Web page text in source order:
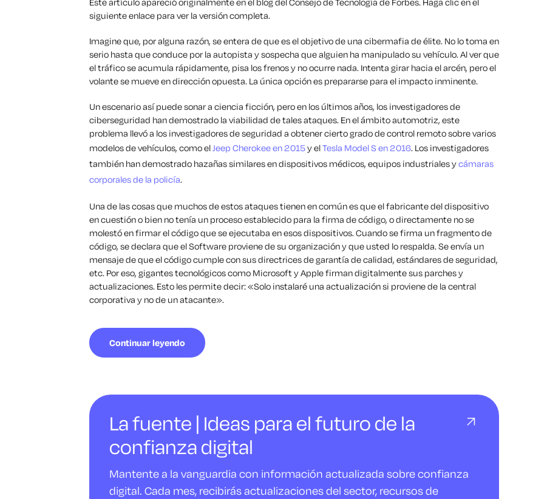
siguiente enlace para ver la versión completa.
Imagine que, por alguna razón, se entera de que es el objetivo de una cibermafia de élite. No lo toma en
serio hasta que conduce por la autopista y sospecha que alguien ha manipulado su vehículo. Al ver que
el tráfico se acumula rápidamente, pisa los frenos y no ocurre nada. Intenta girar hacia el arcén, pero el
volante se mueve en dirección opuesta. La única opción es prepararse para el impacto inminente.
Un escenario así puede sonar a ciencia ficción, pero en los últimos años, los investigadores de
ciberseguridad han demostrado la viabilidad de tales ataques. En el ámbito automotriz, este
problema llevó a los investigadores de seguridad a obtener cierto grado de control remoto sobre varios
modelos de vehículos, como el Jeep Cherokee en 2015y elTesla Model S en 2016. Los investigadores
también han demostrado hazañas similares en dispositivos médicos, equipos industriales ycámaras
corporales de la policía.
Una de las cosas que muchos de estos ataques tienen en común es que el fabricante del dispositivo
en cuestión o bien no tenía un proceso establecido para la firma de código, o directamente no se
molestó en firmar el código que se ejecutaba en esos dispositivos. Cuando se firma un fragmento de
código, se declara que el Software proviene de su organización y que usted lo respalda. Se envía un
mensaje de que el código cumple con sus directrices de garantía de calidad, estándares de seguridad,
etc. Por eso, gigantes tecnológicos como Microsoft y Apple firman digitalmente sus parches y
actualizaciones. Esto les permite decir: «Solo instalaré una actualización si proviene de la central
corporativa y no de un atacante».
Continuar leyendo
La fuente | Ideas para el futuro de la
confianza digital
Mantente a la vanguardia con información actualizada sobre confianza
digital. Cada mes, recibirás actualizaciones del sector, recursos de